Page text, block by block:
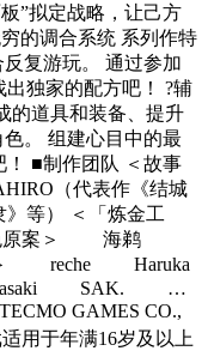
”拟定战略，让己方
的调合系统 系列作特
复游玩。 通过参加
独家的配方吧！ ?辅
的道具和装备、提升
。 组建心目中的最
！ ■制作团队 ＜故事
（代表作《结城
等） ＜「炼金工
原案＞ 海鹈
唱＞ reche Haruka
Sasaki SAK. …
GAMES CO.,
用于年满16岁及以上